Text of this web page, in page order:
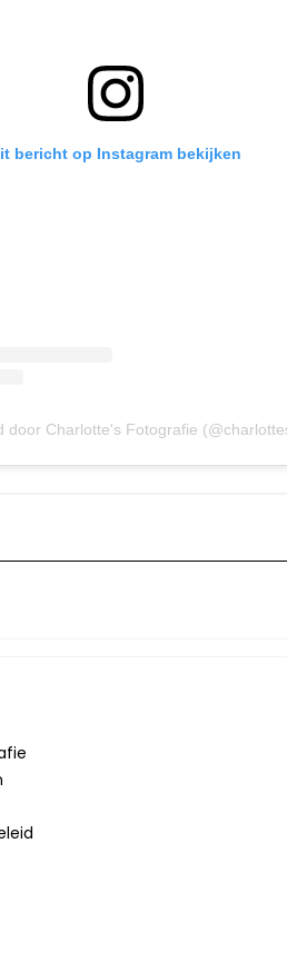
bericht op Instagram bekijken